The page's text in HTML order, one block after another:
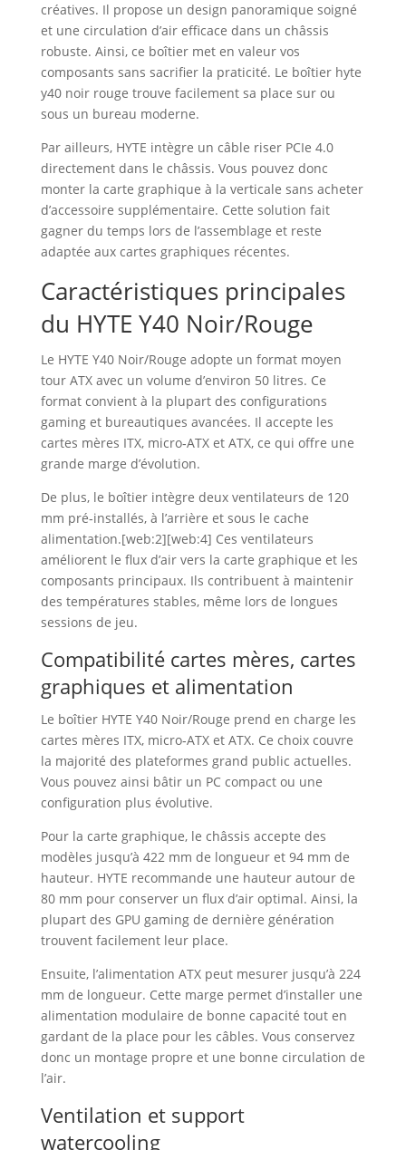
créatives. Il propose un design panoramique soigné
et une circulation d’air efficace dans un châssis
robuste. Ainsi, ce boîtier met en valeur vos
composants sans sacrifier la praticité. Le boîtier hyte
y40 noir rouge trouve facilement sa place sur ou
sous un bureau moderne.
Par ailleurs, HYTE intègre un câble riser PCIe 4.0
directement dans le châssis. Vous pouvez donc
monter la carte graphique à la verticale sans acheter
d’accessoire supplémentaire. Cette solution fait
gagner du temps lors de l’assemblage et reste
adaptée aux cartes graphiques récentes.
Caractéristiques principales
du HYTE Y40 Noir/Rouge
Le HYTE Y40 Noir/Rouge adopte un format moyen
tour ATX avec un volume d’environ 50 litres. Ce
format convient à la plupart des configurations
gaming et bureautiques avancées. Il accepte les
cartes mères ITX, micro‑ATX et ATX, ce qui offre une
grande marge d’évolution.
De plus, le boîtier intègre deux ventilateurs de 120
mm pré‑installés, à l’arrière et sous le cache
alimentation.[web:2][web:4] Ces ventilateurs
améliorent le flux d’air vers la carte graphique et les
composants principaux. Ils contribuent à maintenir
des températures stables, même lors de longues
sessions de jeu.
Compatibilité cartes mères, cartes
graphiques et alimentation
Le boîtier HYTE Y40 Noir/Rouge prend en charge les
cartes mères ITX, micro‑ATX et ATX. Ce choix couvre
la majorité des plateformes grand public actuelles.
Vous pouvez ainsi bâtir un PC compact ou une
configuration plus évolutive.
Pour la carte graphique, le châssis accepte des
modèles jusqu’à 422 mm de longueur et 94 mm de
hauteur. HYTE recommande une hauteur autour de
80 mm pour conserver un flux d’air optimal. Ainsi, la
plupart des GPU gaming de dernière génération
trouvent facilement leur place.
Ensuite, l’alimentation ATX peut mesurer jusqu’à 224
mm de longueur. Cette marge permet d’installer une
alimentation modulaire de bonne capacité tout en
gardant de la place pour les câbles. Vous conservez
donc un montage propre et une bonne circulation de
l’air.
Ventilation et support
watercooling